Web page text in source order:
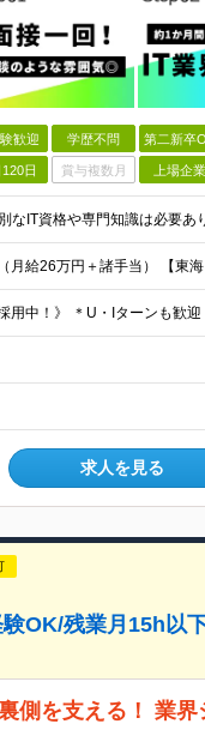
歓迎 学歴不問 第二新卒
日 賞与複数月 上場企業
求人を見る
OK/残業月15h以
側を支える！ 業